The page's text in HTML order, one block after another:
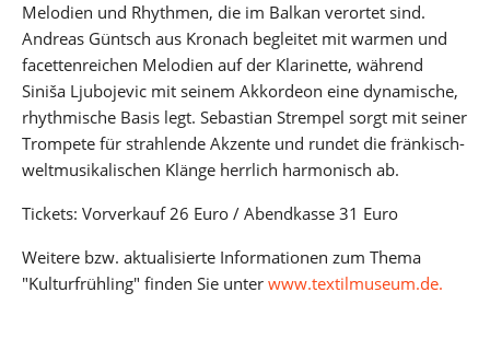
Melodien und Rhythmen, die im Balkan verortet sind.
Andreas Güntsch aus Kronach begleitet mit warmen und
facettenreichen Melodien auf der Klarinette, während
Siniša Ljubojevic mit seinem Akkordeon eine dynamische,
rhythmische Basis legt. Sebastian Strempel sorgt mit seiner
Trompete für strahlende Akzente und rundet die fränkisch-
weltmusikalischen Klänge herrlich harmonisch ab.
Tickets: Vorverkauf 26 Euro / Abendkasse 31 Euro
Weitere bzw. aktualisierte Informationen zum Thema
"Kulturfrühling" finden Sie unter www.textilmuseum.de.